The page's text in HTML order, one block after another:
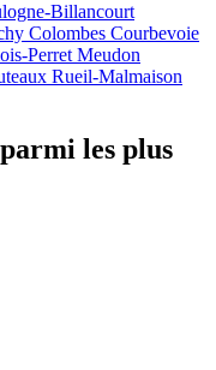
Billancourt
Colombes Courbevoie
Perret Meudon
Rueil-Malmaison
les plus